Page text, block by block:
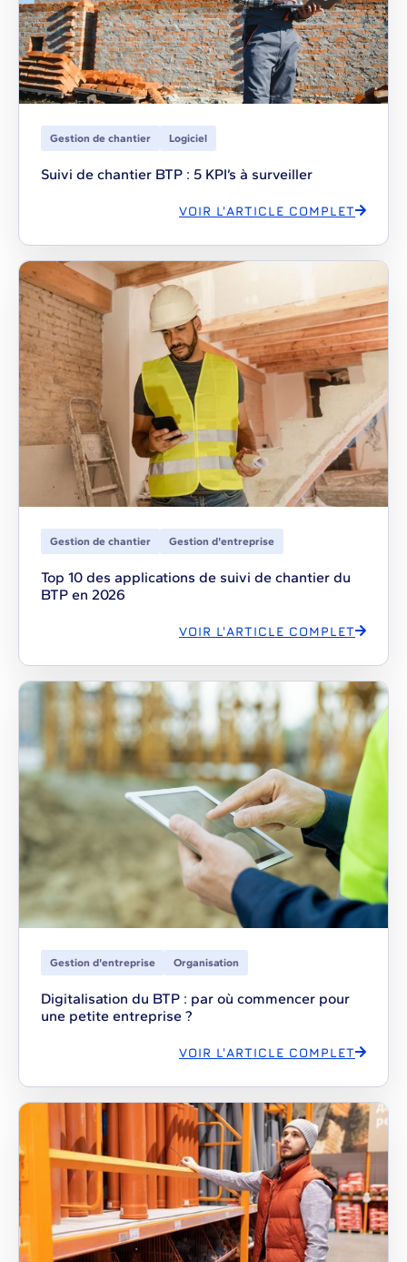
Gestion de chantier Logiciel
Suivi de chantier BTP : 5 KPI’s à surveiller
VOIR L'ARTICLE COMPLET
Gestion de chantier Gestion d'entreprise
Top 10 des applications de suivi de chantier du
BTP en 2026
VOIR L'ARTICLE COMPLET
Gestion d'entreprise Organisation
Digitalisation du BTP : par où commencer pour
une petite entreprise ?
VOIR L'ARTICLE COMPLET